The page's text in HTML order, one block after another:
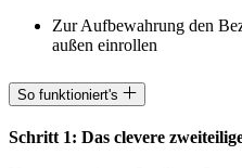
Zur Aufbewahrung den
außen einrollen
So funktioniert's
Schritt 1: Das clevere